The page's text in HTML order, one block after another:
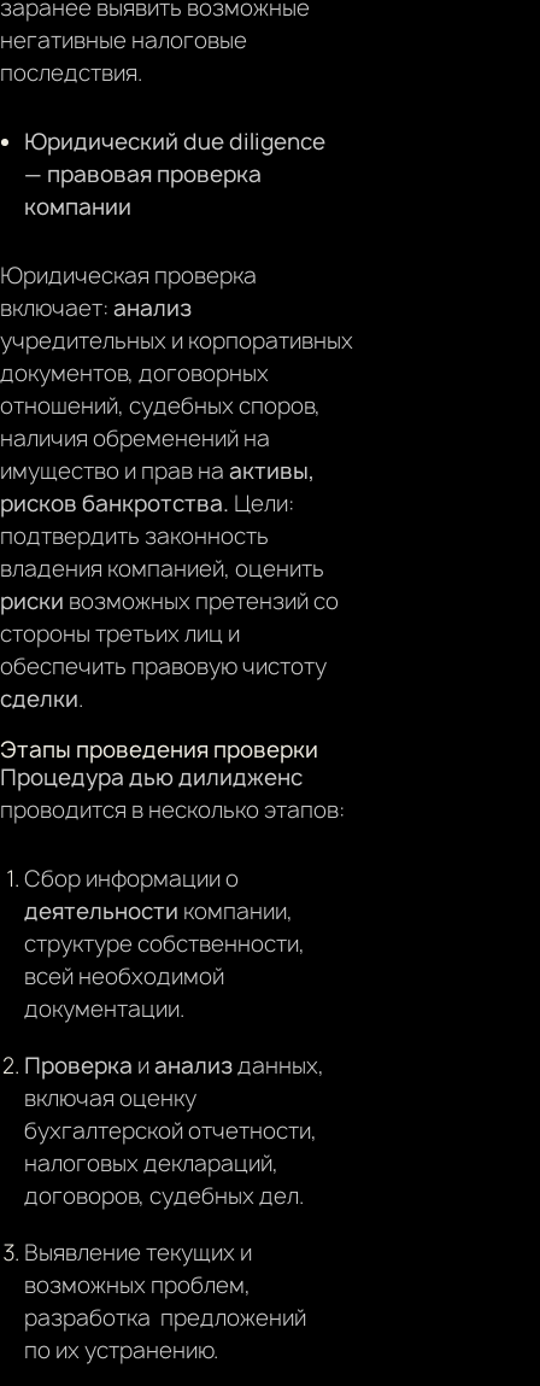
заранее выявить возможные
негативные налоговые
последствия.
Юридический due diligence
— правовая проверка
компании
Юридическая проверка
включает: анализ
учредительных и корпоративных
документов, договорных
отношений, судебных споров,
наличия обременений на
имущество и прав на активы,
рисков банкротства. Цели:
подтвердить законность
владения компанией, оценить
риски возможных претензий со
стороны третьих лиц и
обеспечить правовую чистоту
сделки.
Этапы проведения проверки
Процедура дью дилидженс
проводится в несколько этапов:
Сбор информации о
деятельности компании,
структуре собственности,
всей необходимой
документации.
Проверка ианализданных,
включая оценку
бухгалтерской отчетности,
налоговых деклараций,
договоров, судебных дел.
Выявление текущих и
возможных проблем,
разработка предложений
по их устранению.